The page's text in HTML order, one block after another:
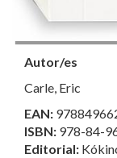
Autor/es
Carle, Eric
EAN:
ISBN: 978-84-
Editorial: